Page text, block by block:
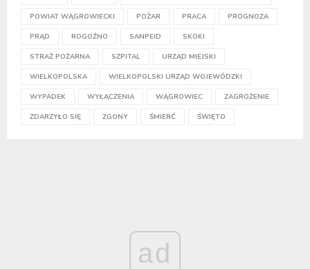
POWIAT WĄGROWIECKI POŻAR PRACA PROGNOZA
PRĄD ROGOŹNO SANPEID SKOKI
STRAŻ POŻARNA SZPITAL URZĄD MIEJSKI
WIELKOPOLSKA WIELKOPOLSKI URZĄD WOJEWÓDZKI
WYPADEK WYŁĄCZENIA WĄGROWIEC ZAGROŻENIE
ZDARZYŁO SIĘ ZGONY ŚMIERĆ ŚWIĘTO
ad